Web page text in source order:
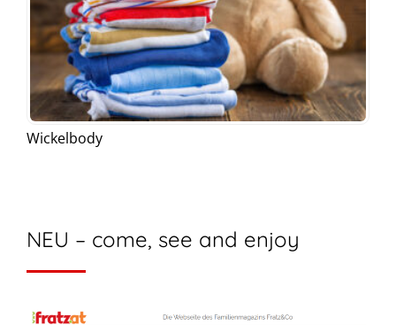
Wickelbody
NEU – come, see and enjoy